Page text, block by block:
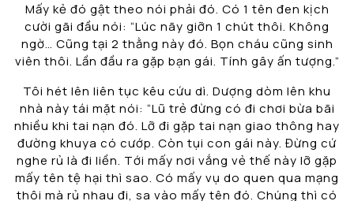
Mấy kẻ đó gật theo nói phải đó. Có 1 tên đen kịch
cười gãi đầu nói: “Lúc nãy giỡn 1 chút thôi. Không
ngờ… Cũng tại 2 thằng này đó. Bọn cháu cũng sinh
viên thôi. Lần đầu ra gặp bạn gái. Tính gây ấn tượng.”
Tôi hét lên liên tục kêu cứu dì. Dượng dòm lên khu
nhà này tái mặt nói: “Lũ trẻ đừng có đi chơi bừa bãi
nhiều khi tai nạn đó. Lỡ đi gặp tai nạn giao thông hay
đường khuya có cướp. Còn tụi con gái này. Đừng cứ
nghe rủ là đi liền. Tới mấy nơi vắng vẻ thế này lỡ gặp
mấy tên tệ hại thì sao. Có mấy vụ do quen qua mạng
thôi mà rủ nhau đi, sa vào mấy tên đó. Chúng thì có